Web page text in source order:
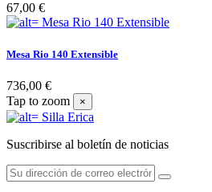
67,00 €
Mesa Rio 140 Extensible
736,00 €
Tap to zoom
×
Suscribirse al boletín de noticias